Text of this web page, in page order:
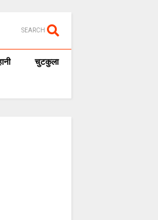
SEARCH
चुटकुला